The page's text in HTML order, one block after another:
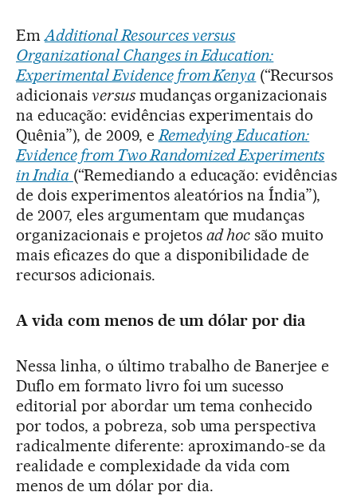
EmAdditional Resources versus
Organizational Changes in Education:
Experimental Evidence from Kenya (“Recursos
adicionais versusmudanças organizacionais
na educação: evidências experimentais do
Quênia”), de 2009, eRemedying Education:
Evidence from Two Randomized Experiments
in India (“Remediando a educação: evidências
de dois experimentos aleatórios na Índia”),
de 2007, eles argumentam que mudanças
organizacionais e projetos ad hoc são muito
mais eficazes do que a disponibilidade de
recursos adicionais.
A vida com menos de um dólar por dia
Nessa linha, o último trabalho de Banerjee e
Duflo em formato livro foi um sucesso
editorial por abordar um tema conhecido
por todos, a pobreza, sob uma perspectiva
radicalmente diferente: aproximando-se da
realidade e complexidade da vida com
menos de um dólar por dia.